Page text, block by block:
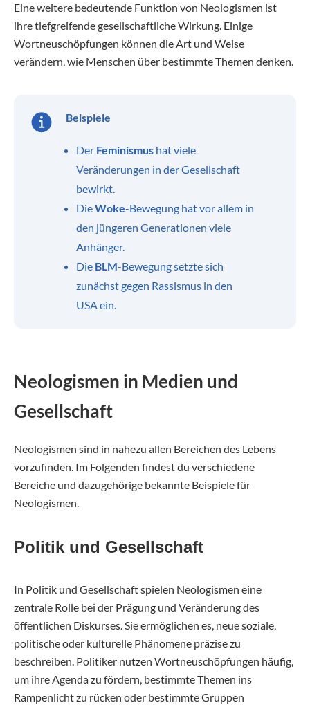
Eine weitere bedeutende Funktion von Neologismen ist
ihre tiefgreifende gesellschaftliche Wirkung. Einige
Wortneuschöpfungen können die Art und Weise
verändern, wie Menschen über bestimmte Themen denken.
Beispiele
Der Feminismus hat viele
Veränderungen in der Gesellschaft
bewirkt.
DieWoke-Bewegung hat vor allem in
den jüngeren Generationen viele
Anhänger.
Die BLM-Bewegung setzte sich
zunächst gegen Rassismus in den
USA ein.
Neologismen in Medien und
Gesellschaft
Neologismen sind in nahezu allen Bereichen des Lebens
vorzufinden. Im Folgenden findest du verschiedene
Bereiche und dazugehörige bekannte Beispiele für
Neologismen.
Politik und Gesellschaft
In Politik und Gesellschaft spielen Neologismen eine
zentrale Rolle bei der Prägung und Veränderung des
öffentlichen Diskurses. Sie ermöglichen es, neue soziale,
politische oder kulturelle Phänomene präzise zu
beschreiben. Politiker nutzen Wortneuschöpfungen häufig,
um ihre Agenda zu fördern, bestimmte Themen ins
Rampenlicht zu rücken oder bestimmte Gruppen